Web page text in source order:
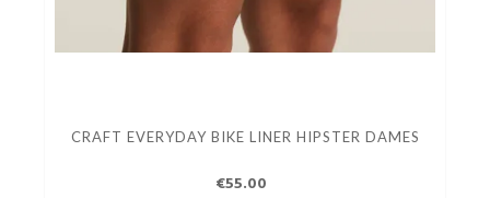
CRAFT EVERYDAY BIKE LINER HIPSTER DAMES
€55.00